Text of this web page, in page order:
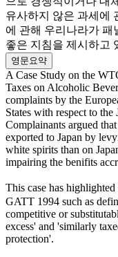
유사하지 않은 과세에
에 관해 우리나라가 패
좋은 지침을 제시하고
영문요약
A Case Study on the
Taxes on Alcoholic
complaints by the
States with respect to
Complainants argued
exported to Japan by
white spirits than on
impairing the benifits
This case has
GATT 1994 such as
competitive or
excess' and 'similarly
protection'.